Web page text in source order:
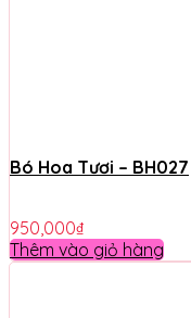
Bó Hoa Tươi – BH027
950,000₫
Thêm vào giỏ hàng